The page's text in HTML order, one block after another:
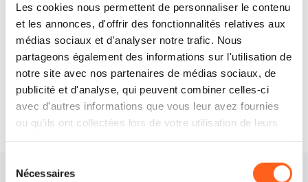
Les cookies nous permettent de personnaliser le contenu
et les annonces, d'offrir des fonctionnalités relatives aux
médias sociaux et d'analyser notre trafic. Nous
partageons également des informations sur l'utilisation de
notre site avec nos partenaires de médias sociaux, de
publicité et d'analyse, qui peuvent combiner celles-ci
avec d'autres informations que vous leur avez fournies
ou qu'ils ont collectées lors de votre utilisation de leurs
Nécessaires
Comment y arriver
Demander des informations